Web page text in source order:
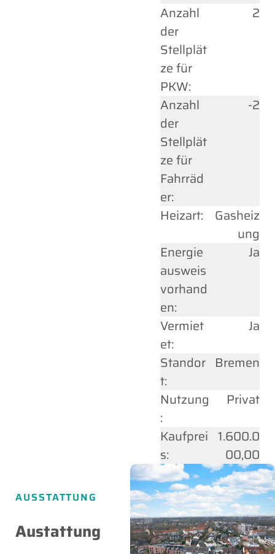
Anzahl
der
Stellplät
ze für
PKW:
2
Anzahl
der
Stellplät
ze für
Fahrräd
er:
-2
Heizart:
Gasheiz
ung
Energie
ausweis
vorhand
en:
Ja
Vermiet
et:
Ja
Standor
t:
Bremen
Nutzung
:
Privat
Kaufprei
s:
1.600.0
00,00
AUSSTATTUNG
Austattung